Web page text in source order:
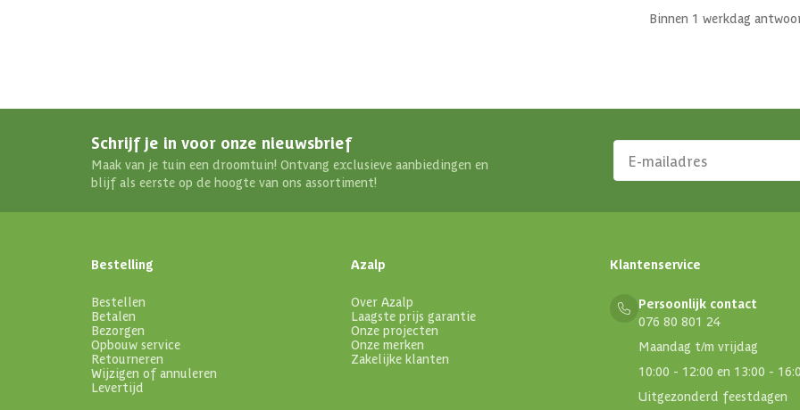
Binnen 1 werkdag
Schrijf je in voor onze nieuwsbrief
Maak van je tuin een droomtuin! Ontvang exclusieve aanbiedingen en
blijf als eerste op de hoogte van ons assortiment!
Bestelling
Bestellen
Betalen
Bezorgen
Opbouw service
Retourneren
Wijzigen of annuleren
Levertijd
Azalp
Over Azalp
Laagste prijs garantie
Onze projecten
Onze merken
Zakelijke klanten
Klantenservice
Persoonlijk contact
076 80 801 24
Maandag t/m vrijdag
10:00 - 12:00 en 13:00 -
Uitgezonderd feestdagen